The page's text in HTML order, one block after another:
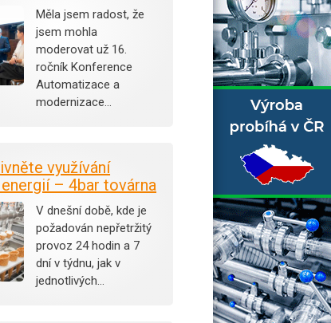
Měla jsem radost, že
jsem mohla
moderovat už 16.
ročník Konference
Automatizace a
modernizace…
využívání
– 4bar továrna
V dnešní době, kde je
požadován nepřetržitý
provoz 24 hodin a 7
dní v týdnu, jak v
jednotlivých…